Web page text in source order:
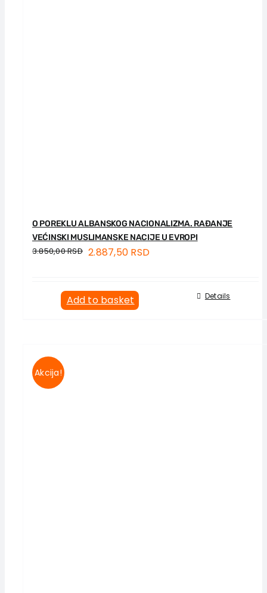
O POREKLU ALBANSKOG NACIONALIZMA. RAĐANJE
VEĆINSKI MUSLIMANSKE NACIJE U EVROPI
3.850,00RSD 2.887,50 RSD
Add to basket Details
Akcija!